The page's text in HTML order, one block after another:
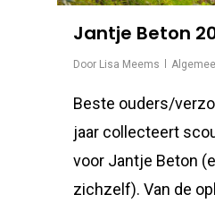
Jantje Beton
Door Lisa Meems
Beste ouders/
jaar collecteert
voor Jantje Beton
zichzelf). Van de